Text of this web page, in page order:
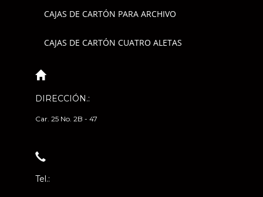
CAJAS DE CARTÓN PARA ARCHIVO
CAJAS DE CARTÓN CUATRO ALETAS
DIRECCIÓN.:
Car. 25 No. 2B - 47
Tel.: